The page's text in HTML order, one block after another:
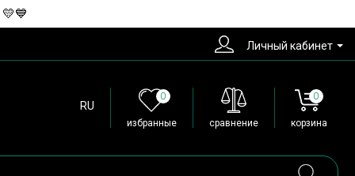
Личный кабинет
RU
0
избранные сравнение
0
корзина